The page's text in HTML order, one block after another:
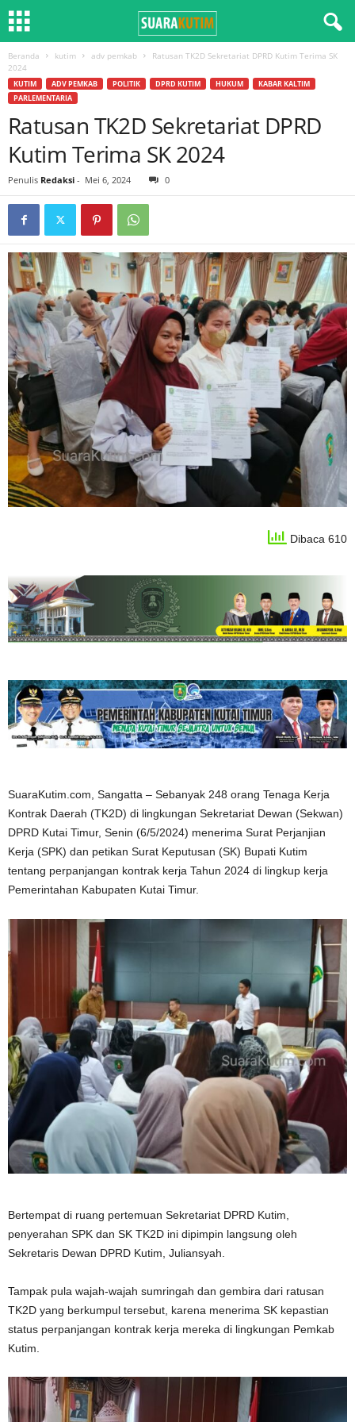
Beranda kutim adv pemkab
Ratusan TK2D Sekretariat DPRD Kutim Terima SK
2024
KUTIM ADV PEMKAB POLITIK DPRD KUTIM HUKUM
KABAR KALTIM
PARLEMENTARIA
Ratusan TK2D Sekretariat DPRD
Kutim Terima SK 2024
Penulis Redaksi - Mei 6, 2024 0
Dibaca 610
SuaraKutim.com, Sangatta – Sebanyak 248 orang Tenaga Kerja
Kontrak Daerah (TK2D) di lingkungan Sekretariat Dewan (Sekwan)
DPRD Kutai Timur, Senin (6/5/2024) menerima Surat Perjanjian
Kerja (SPK) dan petikan Surat Keputusan (SK) Bupati Kutim
tentang perpanjangan kontrak kerja Tahun 2024 di lingkup kerja
Pemerintahan Kabupaten Kutai Timur.
Bertempat di ruang pertemuan Sekretariat DPRD Kutim,
penyerahan SPK dan SK TK2D ini dipimpin langsung oleh
Sekretaris Dewan DPRD Kutim, Juliansyah.
Tampak pula wajah-wajah sumringah dan gembira dari ratusan
TK2D yang berkumpul tersebut, karena menerima SK kepastian
status perpanjangan kontrak kerja mereka di lingkungan Pemkab
Kutim.